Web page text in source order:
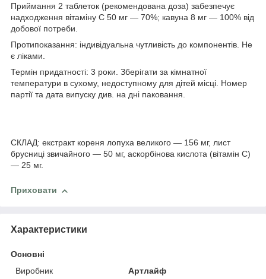
Приймання 2 таблеток (рекомендована доза) забезпечує
надходження вітаміну C 50 мг — 70%; кавуна 8 мг — 100% від
добової потреби.
Протипоказання: індивідуальна чутливість до компонентів. Не
є ліками.
Термін придатності: 3 роки. Зберігати за кімнатної
температури в сухому, недоступному для дітей місці. Номер
партії та дата випуску див. на дні паковання.
СКЛАД: екстракт кореня лопуха великого — 156 мг, лист
брусниці звичайного — 50 мг, аскорбінова кислота (вітамін С)
— 25 мг.
Приховати
Характеристики
Основні
Виробник
Артлайф